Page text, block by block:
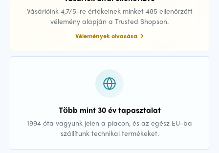
Vásárlóink 4,7/5-re értékelnek minket 485 ellenőrzött
vélemény alapján a Trusted Shopson.
Vélemények olvasása
Több mint 30 év tapasztalat
1994 óta vagyunk jelen a piacon, és az egész EU-ba
szállítunk technikai termékeket.